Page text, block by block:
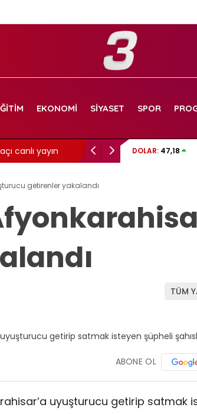
EKONOMI SIYASET SPOR
canlı yayın
Aslı Bekiroğlu’ndan üzen
DOLAR: 47,18
getirenler yakalandı
TÜM
ABONE OL
uyuşturucu getirip satmak